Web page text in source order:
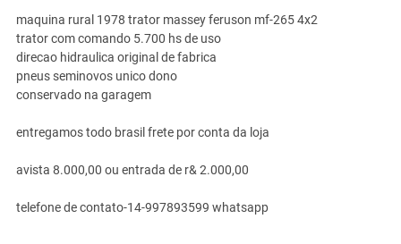
maquina rural 1978 trator massey feruson mf-265 4x2
trator com comando 5.700 hs de uso
direcao hidraulica original de fabrica
pneus seminovos unico dono
conservado na garagem
entregamos todo brasil frete por conta da loja
avista 8.000,00 ou entrada de r& 2.000,00
telefone de contato-14-997893599 whatsapp